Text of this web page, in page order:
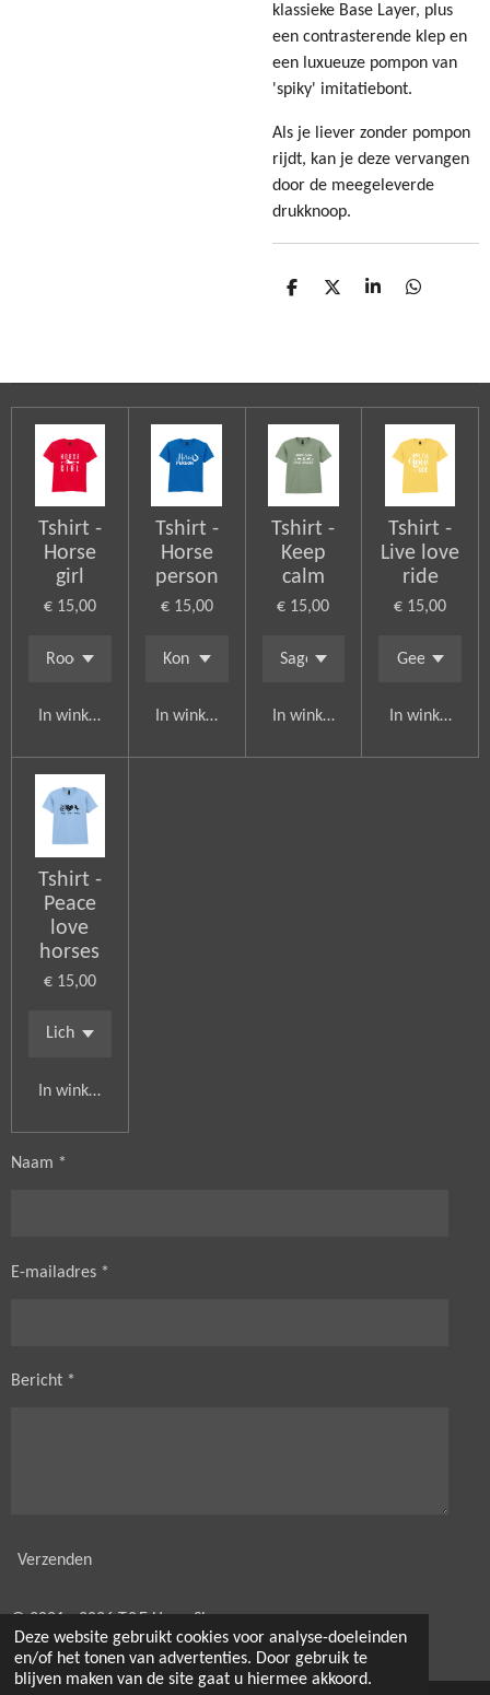
Deze website gebruikt cookies voor analyse-doeleinden
en/of het tonen van advertenties. Door gebruik te
blijven maken van de site gaat u hiermee akkoord.
klassieke Base Layer, plus
een contrasterende klep en
een luxueuze pompon van
'spiky' imitatiebont.
Als je liever zonder pompon
rijdt, kan je deze vervangen
door de meegeleverde
drukknoop.
D
D
S
D
Tshirt -
Horse
girl
€ 15,00
In winkelwagen
Tshirt -
Horse
person
€ 15,00
In winkelwagen
Tshirt -
Keep
calm
€ 15,00
In winkelwagen
Tshirt -
Live love
ride
€ 15,00
In
Tshirt -
Peace
love
horses
€ 15,00
In winkelwagen
Naam *
E-mailadres *
Bericht *
Verzenden
© 2021 - 2026 T&E HorseShop
Powered byJouwWeb